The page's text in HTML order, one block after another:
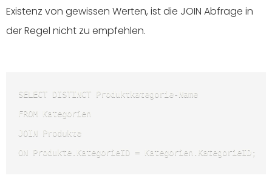
Existenz von gewissen Werten, ist die JOIN Abfrage in
der Regel nicht zu empfehlen.
SELECT DISTINCT Produktkategorie-Name
FROM Kategorien
JOIN Produkte
ON Produkte.KategorieID = Kategorien.KategorieID;